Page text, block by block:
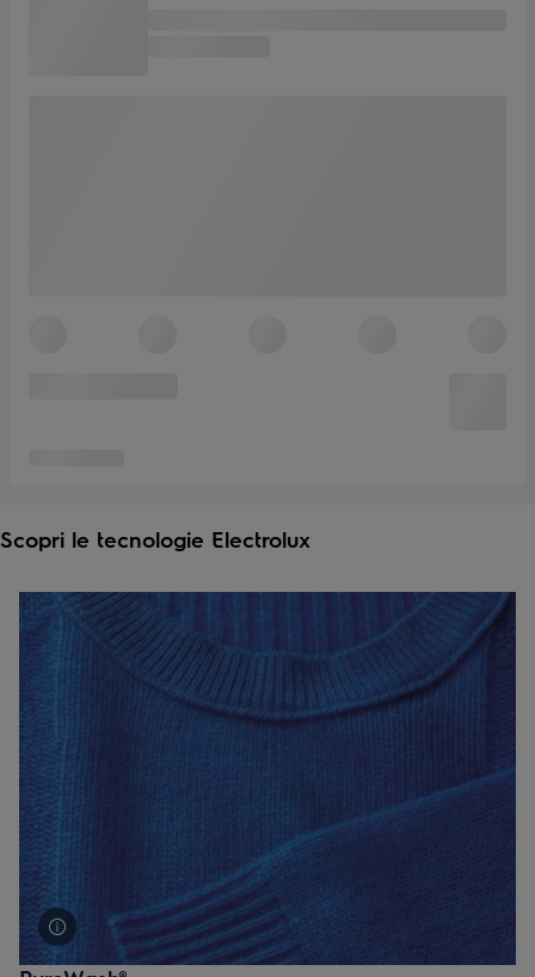
Scopri le tecnologie Electrolux